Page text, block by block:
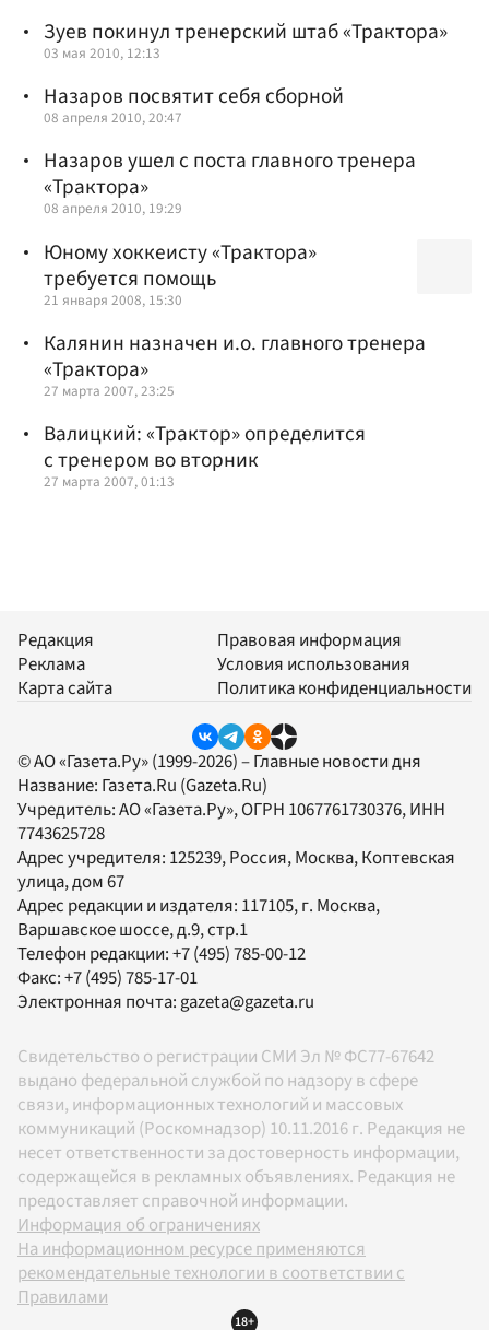
Зуев покинул тренерский штаб «Трактора»
03 мая 2010, 12:13
Назаров посвятит себя сборной
08 апреля 2010, 20:47
Назаров ушел с поста главного тренера
«Трактора»
08 апреля 2010, 19:29
Юному хоккеисту «Трактора»
требуется помощь
21 января 2008, 15:30
Калянин назначен и.о. главного тренера
«Трактора»
27 марта 2007, 23:25
Валицкий: «Трактор» определится
с тренером во вторник
27 марта 2007, 01:13
Редакция
Реклама
Карта сайта
Правовая информация
Условия использования
Политика конфиденциальности
© АО «Газета.Ру» (1999-2026) – Главные новости дня
Название: Газета.Ru (Gazeta.Ru)
Учредитель:АО «Газета.Ру», ОГРН 1067761730376, ИНН
7743625728
Адрес учредителя: 125239, Россия, Москва, Коптевская
улица, дом 67
Адрес редакции и издателя: 117105, г. Москва,
Варшавское шоссе, д.9, стр.1
Телефон редакции:+7 (495) 785-00-12
Факс:+7 (495) 785-17-01
Электронная почта: gazeta@gazeta.ru
Свидетельство о регистрации СМИ Эл № ФС77-67642
выдано федеральной службой по надзору в сфере
связи, информационных технологий и массовых
коммуникаций (Роскомнадзор) 10.11.2016 г. Редакция не
несет ответственности за достоверность информации,
содержащейся в рекламных объявлениях. Редакция не
предоставляет справочной информации.
Информация об ограничениях
На информационном ресурсе применяются
рекомендательные технологии в соответствии с
Правилами
18+